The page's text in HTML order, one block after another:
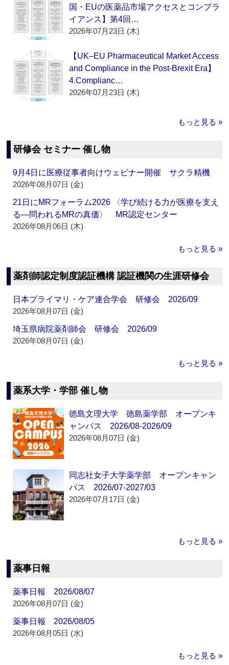
国・EUの医薬品市場アクセスとコンプラ
イアンス】第4回…
2026年07月23日 (木)
【UK–EU Pharmaceutical Market Access
and Compliance in the Post-Brexit Era】
4.Complianc…
2026年07月23日 (木)
もっと見る »
研修会 セミナー 催し物
9月4日に医療従事者向けウェビナー開催 サクラ精機
2026年08月07日 (金)
21日にMRフォーラム2026 〈学び続ける力が医療を支え
る―問われるMRの真価〉 MR認定センター
2026年08月06日 (木)
もっと見る »
薬剤師認定制度認証機構 認証機関の生涯研修会
日本プライマリ・ケア連合学会 研修会 2026/09
2026年08月07日 (金)
埼玉県病院薬剤師会 研修会 2026/09
2026年08月07日 (金)
もっと見る »
薬系大学・学部 催し物
徳島文理大学 徳島薬学部 オープンキ
ャンパス 2026/08-2026/09
2026年08月07日 (金)
同志社女子大学薬学部 オープンキャン
パス 2026/07-2027/03
2026年07月17日 (金)
もっと見る »
薬事日報
薬事日報 2026/08/07
2026年08月07日 (金)
薬事日報 2026/08/05
2026年08月05日 (水)
もっと見る »